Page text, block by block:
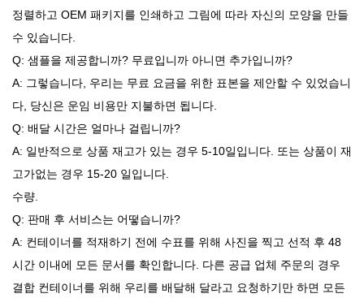
정렬하고 OEM 패키지를 인쇄하고 그림에 따라 자신의 모양을 만들
수 있습니다.
Q: 샘플을 제공합니까? 무료입니까 아니면 추가입니까?
A: 그렇습니다, 우리는 무료 요금을 위한 표본을 제안할 수 있었습니
다, 당신은 운임 비용만 지불하면 됩니다.
Q: 배달 시간은 얼마나 걸립니까?
A: 일반적으로 상품 재고가 있는 경우 5-10일입니다. 또는 상품이 재
고가없는 경우 15-20 일입니다.
수량.
Q: 판매 후 서비스는 어떻습니까?
A: 컨테이너를 적재하기 전에 수표를 위해 사진을 찍고 선적 후 48
시간 이내에 모든 문서를 확인합니다. 다른 공급 업체 주문의 경우
결합 컨테이너를 위해 우리를 배달해 달라고 요청하기만 하면 모든